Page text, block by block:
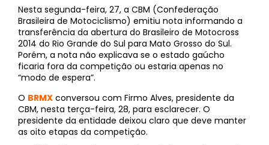
Nesta segunda-feira, 27, a CBM (Confederação
Brasileira de Motociclismo) emitiu nota informando a
transferência da abertura do Brasileiro de Motocross
2014 do Rio Grande do Sul para Mato Grosso do Sul.
Porém, a nota não explicava se o estado gaúcho
ficaria fora da competição ou estaria apenas no
“modo de espera”.
O BRMX conversou com Firmo Alves, presidente da
CBM, nesta terça-feira, 28, para esclarecer. O
presidente da entidade deixou claro que deve manter
as oito etapas da competição.